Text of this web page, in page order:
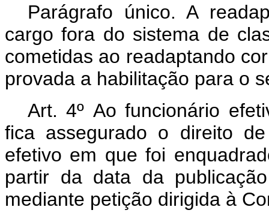
Parágrafo único. A
cargo fora do sistema de
cometidas ao readaptando
provada a habilitação para o
Art. 4º Ao funcionário
fica assegurado o direito
efetivo em que foi
partir da data da
mediante petição dirigida à